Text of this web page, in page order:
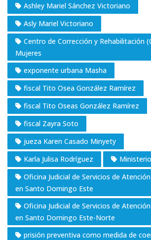
Ashley Mariel Sánchez Victoriano
Asly Mariel Victoriano
Centro de Corrección y Rehabilitación
Mujeres
exponente urbana Masha
fiscal Tito Osea González Ramírez
fiscal Tito Oseas González Ramírez
fiscal Zayra Soto
jueza Karen Casado Minyety
Karla Julisa Rodríguez
Oficina Judicial de Servicios de
en Santo Domingo Este
Oficina Judicial de Servicios de
en Santo Domingo Este-Norte
prisión preventiva como medida de